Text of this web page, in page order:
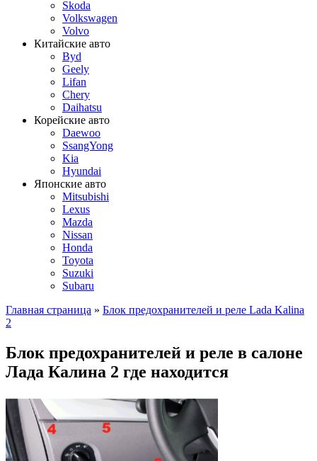
Skoda
Volkswagen
Volvo
Китайские авто
Byd
Geely
Lifan
Chery
Daihatsu
Корейские авто
Daewoo
SsangYong
Kia
Hyundai
Японские авто
Mitsubishi
Lexus
Mazda
Nissan
Honda
Toyota
Suzuki
Subaru
Главная страница » Блок предохранителей и реле Lada Kalina
2
Блок предохранителей и реле в салоне
Лада Калина 2 где находится